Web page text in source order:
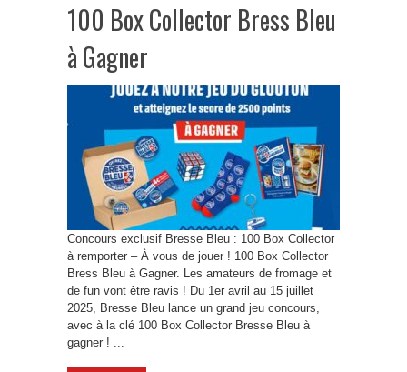
100 Box Collector Bress Bleu
à Gagner
Concours exclusif Bresse Bleu : 100 Box Collector
à remporter – À vous de jouer ! 100 Box Collector
Bress Bleu à Gagner. Les amateurs de fromage et
de fun vont être ravis ! Du 1er avril au 15 juillet
2025, Bresse Bleu lance un grand jeu concours,
avec à la clé 100 Box Collector Bresse Bleu à
gagner ! ...